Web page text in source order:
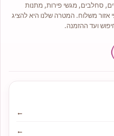
סחלבים, מגשי פירות, מתנות
אזור משלוח. המטרה שלנו היא להציג
ועד ההזמנה.
←
←